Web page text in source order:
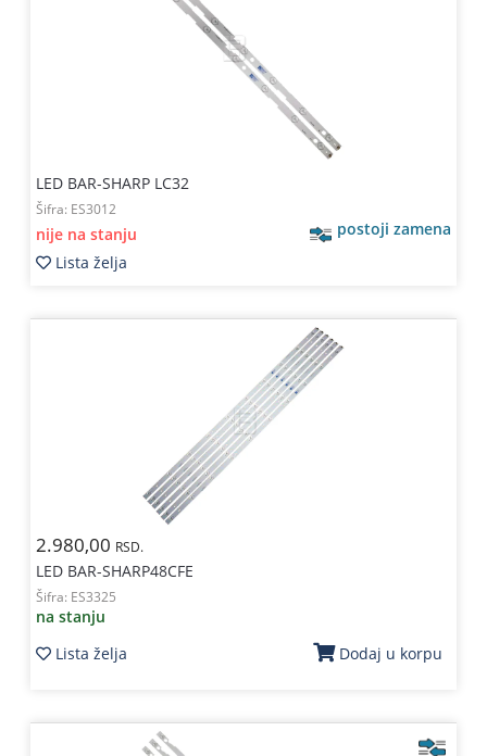
LED BAR-SHARP LC32
Šifra: ES3012
nije na stanju
postoji zamena
Lista želja
2.980,00 RSD.
LED BAR-SHARP48CFE
Šifra: ES3325
na stanju
Lista želja
Dodaj u korpu